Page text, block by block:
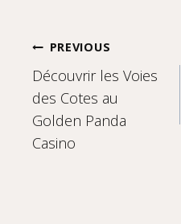
Post
navigation
PREVIOUS
Découvrir les Voies
des Cotes au
Golden Panda
Casino